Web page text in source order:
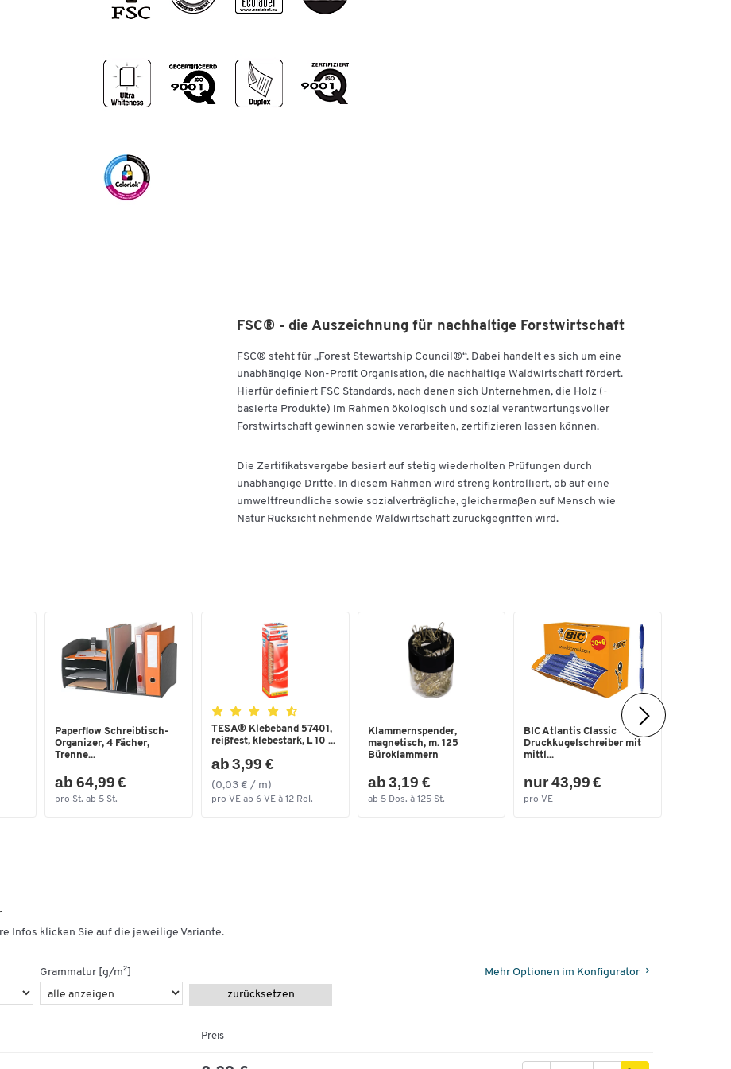
Grammatur: 120 g/m²
Farbe: hochweiß
Opazität: 97,5%
Oberfläche: ungestrichen
FSC® - die Auszeichnung für nachhaltige Forstwirtschaft
FSC® steht für „Forest Stewartship Council®“. Dabei handelt es sich um eine
unabhängige Non-Profit Organisation, die nachhaltige Waldwirtschaft fördert.
Hierfür definiert FSC Standards, nach denen sich Unternehmen, die Holz (-
basierte Produkte) im Rahmen ökologisch und sozial verantwortungsvoller
Forstwirtschaft gewinnen sowie verarbeiten, zertifizieren lassen können.
Die Zertifikatsvergabe basiert auf stetig wiederholten Prüfungen durch
unabhängige Dritte. In diesem Rahmen wird streng kontrolliert, ob auf eine
umweltfreundliche sowie sozialverträgliche, gleichermaßen auf Mensch wie
Natur Rücksicht nehmende Waldwirtschaft zurückgegriffen wird.
Paperflow Schreibtisch-
Organizer, 4 Fächer,
Trenne...
ab 64,99 €
pro St. ab 5 St.
TESA® Klebeband 57401,
reißfest, klebestark, L 10 ...
ab 3,99 €
(0,03 € / m)
pro VE ab 6 VE à 12 Rol.
Klammernspender,
magnetisch, m. 125
Büroklammern
ab 3,19 €
ab 5 Dos. à 125 St.
BIC Atlantis Classic
Druckkugelschreiber mit
mittl...
nur 43,99 €
pro VE
Infos klicken Sie auf die jeweilige Variante.
Grammatur [g/m²]
zurücksetzen
Mehr Optionen im Konfigurator
Preis